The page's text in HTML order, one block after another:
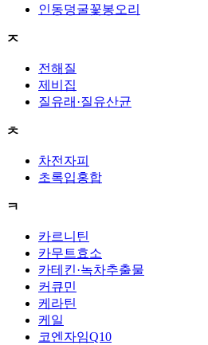
인동덩굴꽃봉오리
ㅈ
전해질
제비집
질유래·질유산균
ㅊ
차전자피
초록입홍합
ㅋ
카르니틴
카무트효소
카테킨·녹차추출물
커큐민
케라틴
케일
코엔자임Q10